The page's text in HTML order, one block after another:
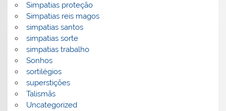
Simpatias proteção
Simpatias reis magos
simpatias santos
simpatias sorte
simpatias trabalho
Sonhos
sortilégios
superstições
Talismãs
Uncategorized